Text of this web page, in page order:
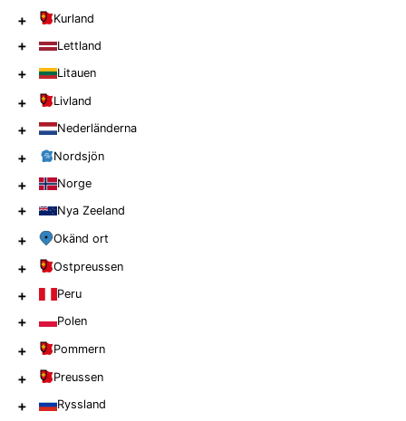
+ Kurland
+ Lettland
+ Litauen
+ Livland
+ Nederländerna
+ Nordsjön
+ Norge
+ Nya Zeeland
+ Okänd ort
+ Ostpreussen
+ Peru
+ Polen
+ Pommern
+ Preussen
+ Ryssland